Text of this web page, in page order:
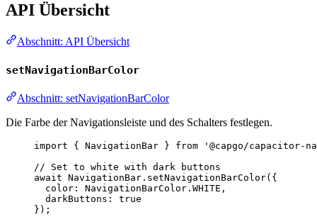
API Übersicht
Abschnitt: API Übersicht
setNavigationBarColor
Abschnitt: setNavigationBarColor
Die Farbe der Navigationsleiste und des Schalters festlegen.
import { NavigationBar } from
'@capgo/capacitor-
// Set to white with dark buttons
await NavigationBar. setNavigationBarColor({
color: NavigationBarColor. WHITE ,
darkButtons: true
});